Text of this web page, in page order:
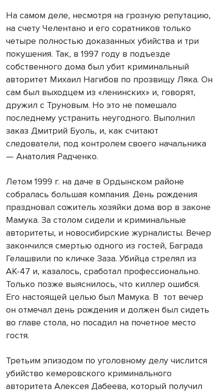
На самом деле, несмотря на грозную репутацию,
на счету Челентано и его соратников только
четыре полностью доказанных убийства и три
покушения. Так, в 1997 году в подъезде
собственного дома был убит криминальный
авторитет Михаил Нагибов по прозвищу Ляка. Он
сам был выходцем из «ленинских» и, говорят,
дружил с Труновым. Но это не помешало
последнему устранить неугодного. Выполнил
заказ Дмитрий Буоль, и, как считают
следователи, под контролем своего начальника
— Анатолия Радченко.
Летом 1999 г. на даче в Ордынском районе
собралась большая компания. День рождения
праздновал сожитель хозяйки дома вор в законе
Мамука. За столом сидели и криминальные
авторитеты, и новосибирские журналисты. Вечер
закончился смертью одного из гостей, Баграда
Гелашвили по кличке Заза. Убийца стрелял из
АК-47 и, казалось, сработал профессионально.
Только позже выяснилось, что киллер ошибся.
Его настоящей целью был Мамука. В тот вечер
он отмечал день рождения и должен был сидеть
во главе стола, но посадил на почетное место
гостя.
Третьим эпизодом по уголовному делу числится
убийство кемеровского криминального
авторитета Алексея Дабеева, который получил